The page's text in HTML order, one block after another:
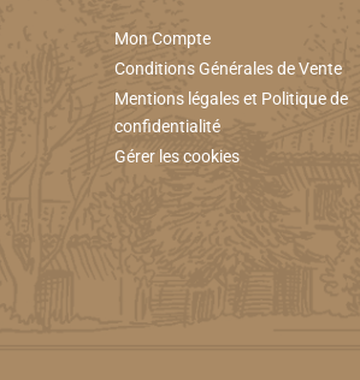
Mon Compte
Conditions Générales de Vente
Mentions légales et Politique de
confidentialité
Gérer les cookies